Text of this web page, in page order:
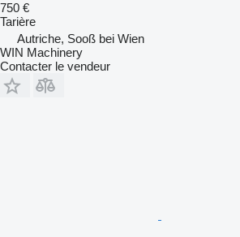
750 €
Tarière
Autriche, Sooß bei Wien
WIN Machinery
Contacter le vendeur